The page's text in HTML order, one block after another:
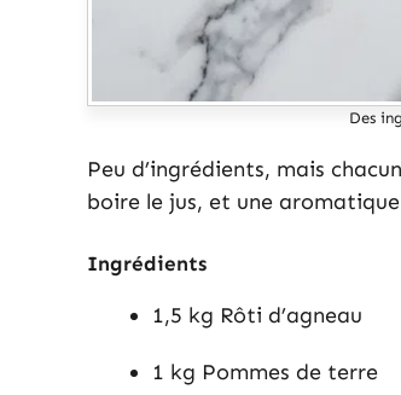
Des
Peu d’ingrédients, mais
boire le jus, et une
Ingrédients
1,5 kg Rôti d’agneau
1 kg Pommes de terre